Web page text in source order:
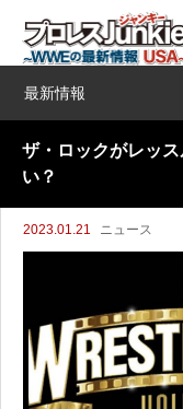
最新情報
ザ・ロックがレッ
い？
2023.01.21 ニュース